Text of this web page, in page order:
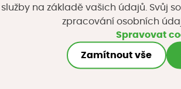
instituce zabývající se
z elektrobusů jako zásobníku
panely.
na základě vašich údajů. Svůj
zpracování osobních
Spravovat
Zamítnout vše